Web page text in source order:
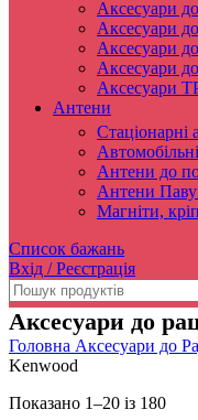
Аксесуари
Аксесуари
Аксесуари
Аксесуари
Аксесуари
Антени
Стаціонарні
Антени до
Антени
Магніти,
Список бажань
Вхід / Реєстрація
Аксесуари до
Головна Аксесуари до
Kenwood
Показано 1–20 із 180